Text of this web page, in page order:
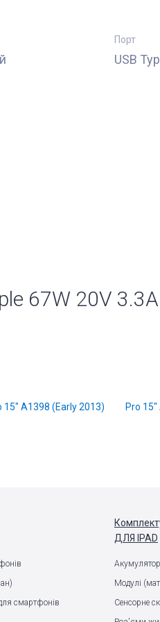
Порт
USB
67W 20V
15" A1398 (Early 2013) Pro
смартфонів
ДЛЯ IPAD
Модулі
Сенсорне